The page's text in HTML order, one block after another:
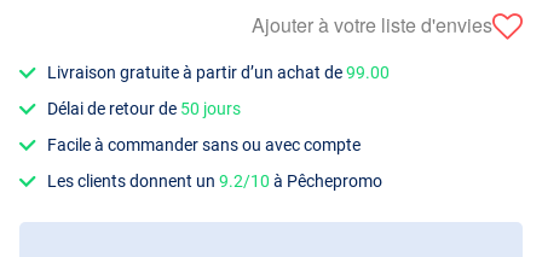
Ajouter à votre liste d'envies
Livraison gratuite à partir d’un achat de99.00
Délai de retour de 50 jours
Facile à commander sans ou avec compte
Les clients donnent un9.2/10 à Pêchepromo